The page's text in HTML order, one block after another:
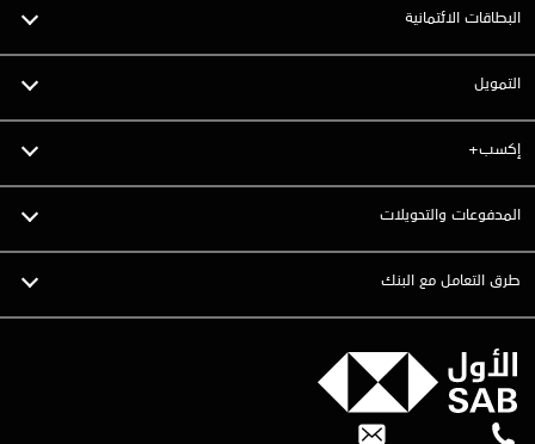
البطاقات الائتمانية
التمويل
إكسب+
المدفوعات والتحويلات
طرق التعامل مع البنك